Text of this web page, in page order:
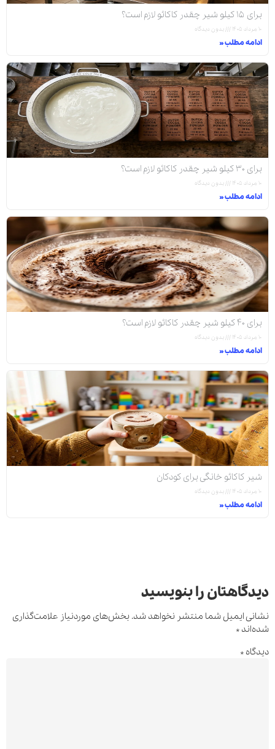
برای ۱۵ کیلو شیر چقدر کاکائو لازم است؟
۱۰ مرداد ۱۴۰۵ بدون دیدگاه
ادامه مطلب »
برای ۳۰ کیلو شیر چقدر کاکائو لازم است؟
۱۰ مرداد ۱۴۰۵ بدون دیدگاه
ادامه مطلب »
برای ۴۰ کیلو شیر چقدر کاکائو لازم است؟
۱۰ مرداد ۱۴۰۵ بدون دیدگاه
ادامه مطلب »
شیر کاکائو خانگی برای کودکان
۱۰ مرداد ۱۴۰۵ بدون دیدگاه
ادامه مطلب »
دیدگاهتان را بنویسید
نشانی ایمیل شما منتشر نخواهد شد. بخش‌های موردنیاز علامت‌گذاری
شده‌اند *
دیدگاه *